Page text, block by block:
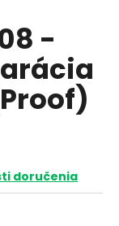
-
doručenia